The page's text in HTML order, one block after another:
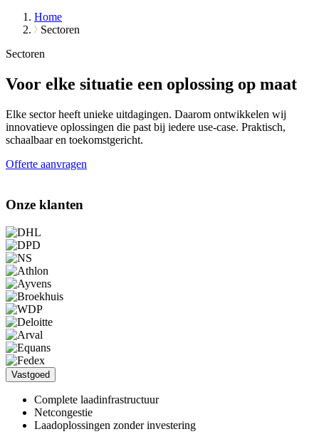
Home
Sectoren
Sectoren
Voor elke situatie een oplossing op maat
Elke sector heeft unieke uitdagingen. Daarom ontwikkelen wij
innovatieve oplossingen die past bij iedere use-case. Praktisch,
schaalbaar en toekomstgericht.
Offerte aanvragen
Onze klanten
Vastgoed
Complete laadinfrastructuur
Netcongestie
Laadoplossingen zonder investering